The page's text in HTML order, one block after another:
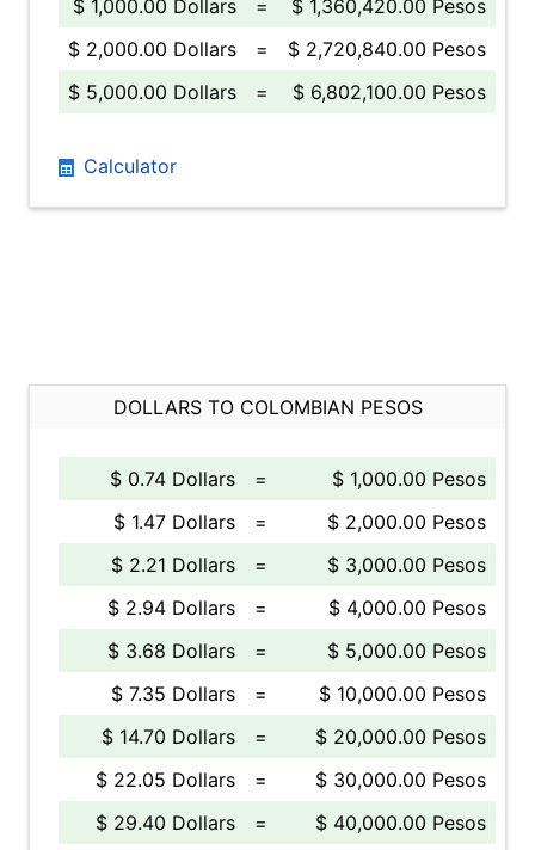
$ 1,000.00 Dollars
=
$ 1,360,420.00 Pesos
$ 2,000.00 Dollars
=
$ 2,720,840.00 Pesos
$ 5,000.00 Dollars
= $ 6,802,100.00 Pesos
Calculator
DOLLARS TO COLOMBIAN PESOS
$ 0.74 Dollars =
$ 1,000.00 Pesos
$ 1.47 Dollars
=
$ 2,000.00 Pesos
$ 2.21 Dollars
=
$ 3,000.00 Pesos
$ 2.94 Dollars
=
$ 4,000.00 Pesos
$ 3.68 Dollars
=
$ 5,000.00 Pesos
$ 7.35 Dollars
=
$ 10,000.00 Pesos
$ 14.70 Dollars
=
$ 20,000.00 Pesos
$ 22.05 Dollars
=
$ 30,000.00 Pesos
$ 29.40 Dollars
= $ 40,000.00 Pesos